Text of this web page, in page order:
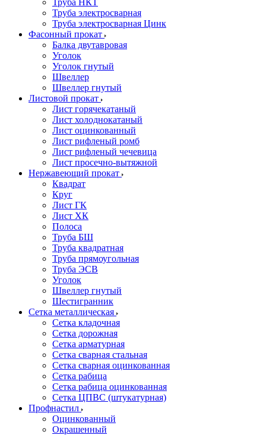
Труба НКТ
Труба электросварная
Труба электросварная Цинк
Фасонный прокат
Балка двутавровая
Уголок
Уголок гнутый
Швеллер
Швеллер гнутый
Листовой прокат
Лист горячекатаный
Лист холоднокатаный
Лист оцинкованный
Лист рифленый ромб
Лист рифленый чечевица
Лист просечно-вытяжной
Нержавеющий прокат
Квадрат
Круг
Лист ГК
Лист ХК
Полоса
Труба БШ
Труба квадратная
Труба прямоугольная
Труба ЭСВ
Уголок
Швеллер гнутый
Шестигранник
Сетка металлическая
Сетка кладочная
Сетка дорожная
Сетка арматурная
Сетка сварная стальная
Сетка сварная оцинкованная
Сетка рабица
Сетка рабица оцинкованная
Сетка ЦПВС (штукатурная)
Профнастил
Оцинкованный
Окрашенный